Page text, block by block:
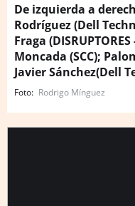
De izquierda a
Rodríguez (Dell
Fraga
Moncada (SCC);
Javier Sánchez(Dell
Rodrigo Mínguez